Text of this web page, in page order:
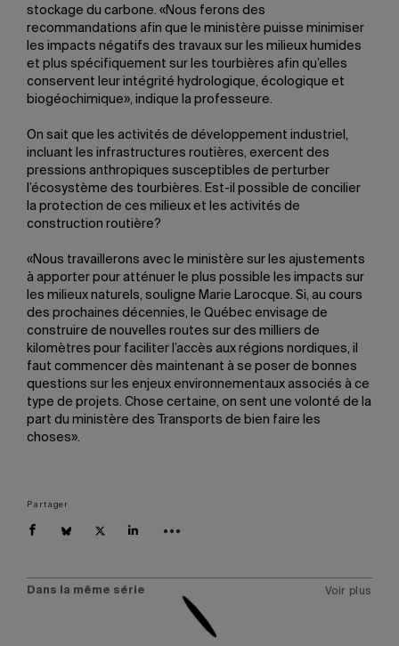
stockage du carbone. «Nous ferons des
recommandations afin que le ministère puisse minimiser
les impacts négatifs des travaux sur les milieux humides
et plus spécifiquement sur les tourbières afin qu’elles
conservent leur intégrité hydrologique, écologique et
biogéochimique», indique la professeure.
On sait que les activités de développement industriel,
incluant les infrastructures routières, exercent des
pressions anthropiques susceptibles de perturber
l’écosystème des tourbières. Est-il possible de concilier
la protection de ces milieux et les activités de
construction routière?
«Nous travaillerons avec le ministère sur les ajustements
à apporter pour atténuer le plus possible les impacts sur
les milieux naturels, souligne Marie Larocque. Si, au cours
des prochaines décennies, le Québec envisage de
construire de nouvelles routes sur des milliers de
kilomètres pour faciliter l’accès aux régions nordiques, il
faut commencer dès maintenant à se poser de bonnes
questions sur les enjeux environnementaux associés à ce
type de projets. Chose certaine, on sent une volonté de la
part du ministère des Transports de bien faire les
choses».
Partager
Dans la même série Voir plus